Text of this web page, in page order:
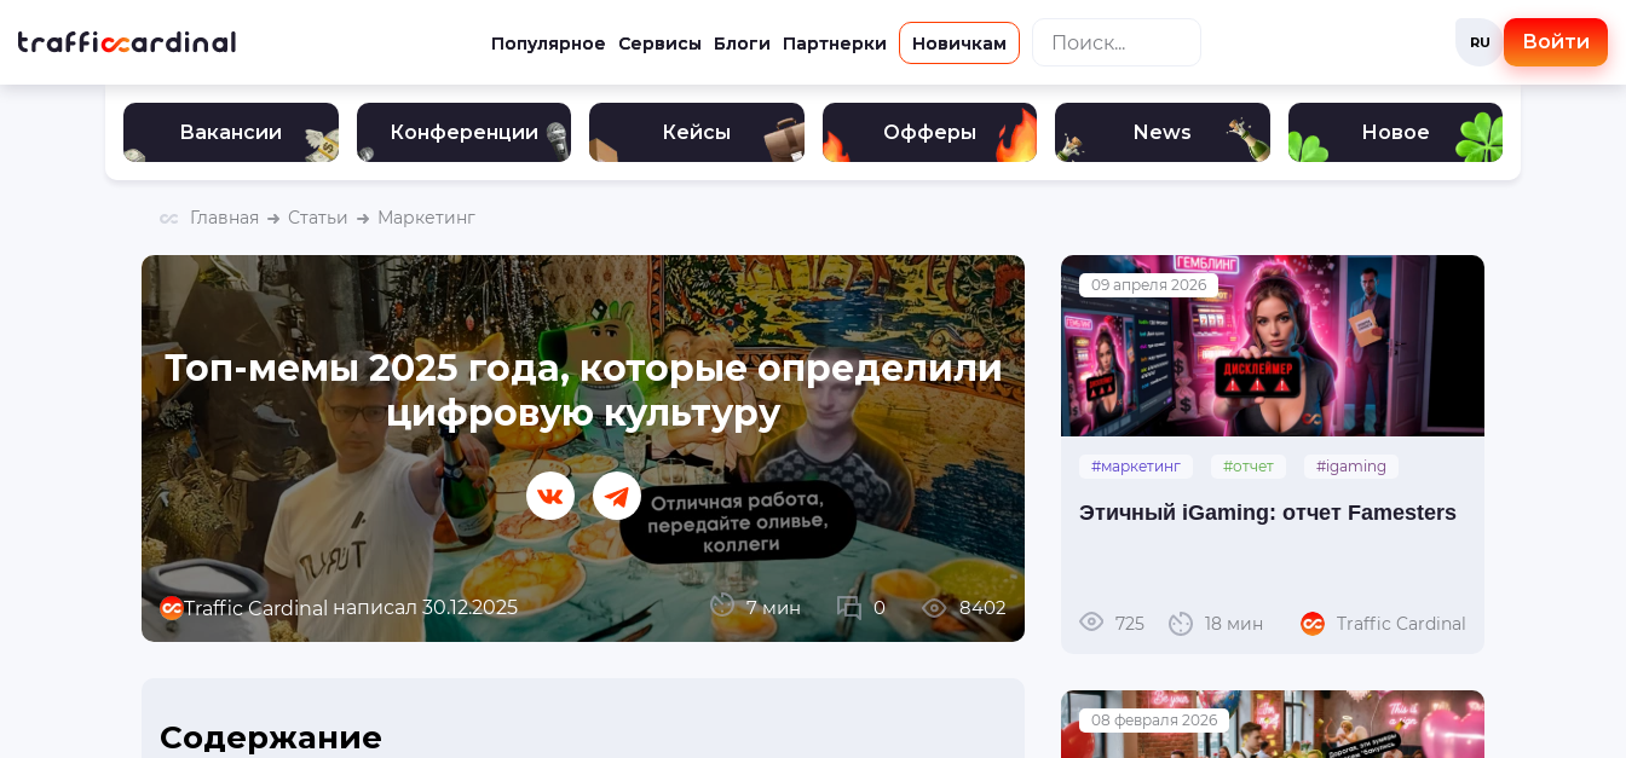
Популярное Сервисы Блоги Партнерки Новичкам RU Войти
Вакансии Конференции Кейсы Офферы News Новое
Главная Статьи Маркетинг
Топ-мемы 2025 года, которые определили
цифровую культуру
Traffic Cardinal написал 30.12.2025 7 мин 0 8402
Содержание
09 апреля 2026
#маркетинг #отчет
#igaming
Этичный iGaming: отчет Famesters
725 18 мин Traffic Cardinal
08 февраля 2026